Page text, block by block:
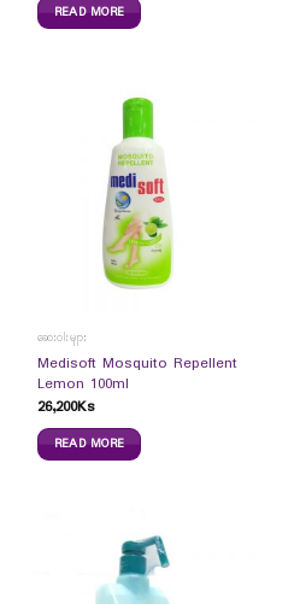
READ MORE
ဆေးဝါးများ
Medisoft Mosquito Repellent
Lemon 100ml
26,200Ks
READ MORE